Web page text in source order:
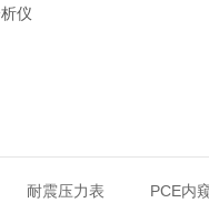
仪
耐震压力表 PCE内